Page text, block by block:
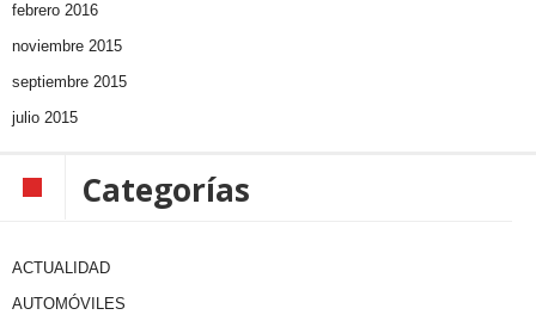
febrero 2016
noviembre 2015
septiembre 2015
julio 2015
Categorías
ACTUALIDAD
AUTOMÓVILES